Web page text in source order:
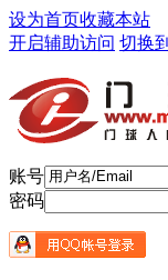
设为首页收藏本站
开启辅助访问 切换
账号
密码